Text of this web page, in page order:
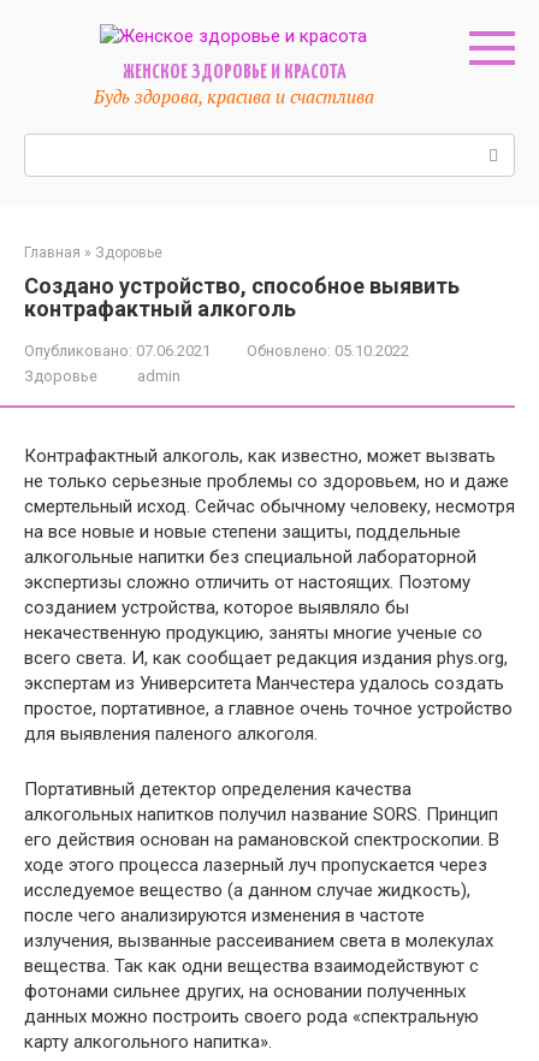
ЖЕНСКОЕ ЗДОРОВЬЕ И КРАСОТА
Будь здорова, красива и счастлива
Главная » Здоровье
Создано устройство, способное выявить
контрафактный алкоголь
Опубликовано: 07.06.2021 Обновлено: 05.10.2022
Здоровье
admin
Контрафактный алкоголь, как известно, может вызвать
не только серьезные проблемы со здоровьем, но и даже
смертельный исход. Сейчас обычному человеку, несмотря
на все новые и новые степени защиты, поддельные
алкогольные напитки без специальной лабораторной
экспертизы сложно отличить от настоящих. Поэтому
созданием устройства, которое выявляло бы
некачественную продукцию, заняты многие ученые со
всего света. И, как сообщает редакция издания phys.org,
экспертам из Университета Манчестера удалось создать
простое, портативное, а главное очень точное устройство
для выявления паленого алкоголя.
Портативный детектор определения качества
алкогольных напитков получил название SORS. Принцип
его действия основан на рамановской спектроскопии. В
ходе этого процесса лазерный луч пропускается через
исследуемое вещество (а данном случае жидкость),
после чего анализируются изменения в частоте
излучения, вызванные рассеиванием света в молекулах
вещества. Так как одни вещества взаимодействуют с
фотонами сильнее других, на основании полученных
данных можно построить своего рода «спектральную
карту алкогольного напитка».